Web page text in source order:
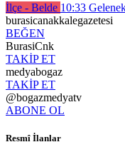
İlçe - Belde 10:33
burasicanakkalegazetesi
BEĞEN
BurasiCnk
TAKİP ET
medyabogaz
TAKİP ET
@bogazmedyatv
ABONE OL
Resmî İlanlar